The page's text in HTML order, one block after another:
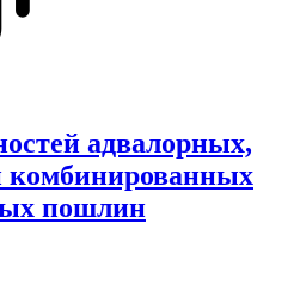
адвалорных,
комбинированных
пошлин